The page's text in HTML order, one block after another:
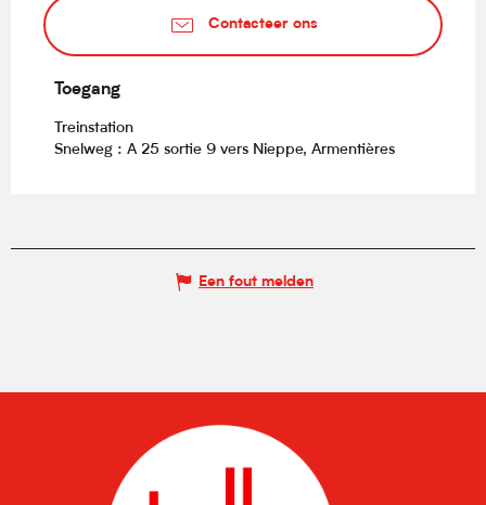
Contacteer ons
Toegang
Toegang
Treinstation
Snelweg : A 25 sortie 9 vers Nieppe, Armentières
Een fout melden